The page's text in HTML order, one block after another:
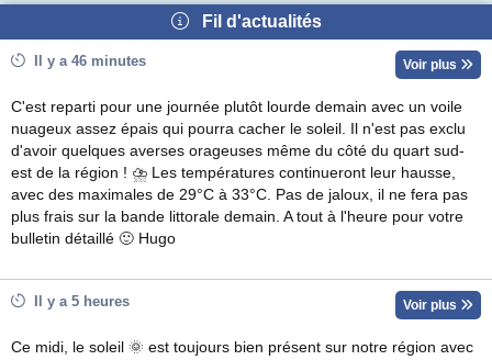
Fil d'actualités
Il y a 46 minutes Voir plus
C'est reparti pour une journée plutôt lourde demain avec un voile
nuageux assez épais qui pourra cacher le soleil. Il n'est pas exclu
d'avoir quelques averses orageuses même du côté du quart sud-
est de la région ! ⛈ Les températures continueront leur hausse,
avec des maximales de 29°C à 33°C. Pas de jaloux, il ne fera pas
plus frais sur la bande littorale demain. A tout à l'heure pour votre
bulletin détaillé 🙂 Hugo
Il y a 5 heures Voir plus
Ce midi, le soleil 🌞 est toujours bien présent sur notre région avec